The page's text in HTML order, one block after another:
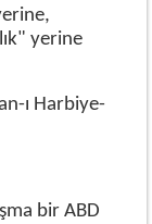
yerine
ı Harbiye-
bir ABD